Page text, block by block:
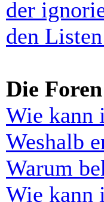
der
den
Die
Wie kann
Weshalb
Warum
Wie kann